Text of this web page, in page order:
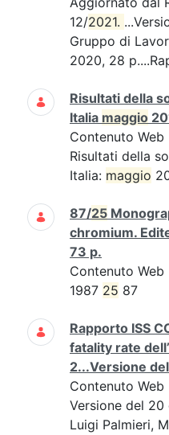
12/2021.
Gruppo di
2020, 28
Risultati della
Italia maggio
Contenuto Web
Risultati della
Italia: maggio
87/25
chromium.
73 p.
Contenuto Web
1987 25 87
Rapporto ISS
fatality rate
2...Versione
Contenuto Web
Versione del 20
Luigi Palmieri,